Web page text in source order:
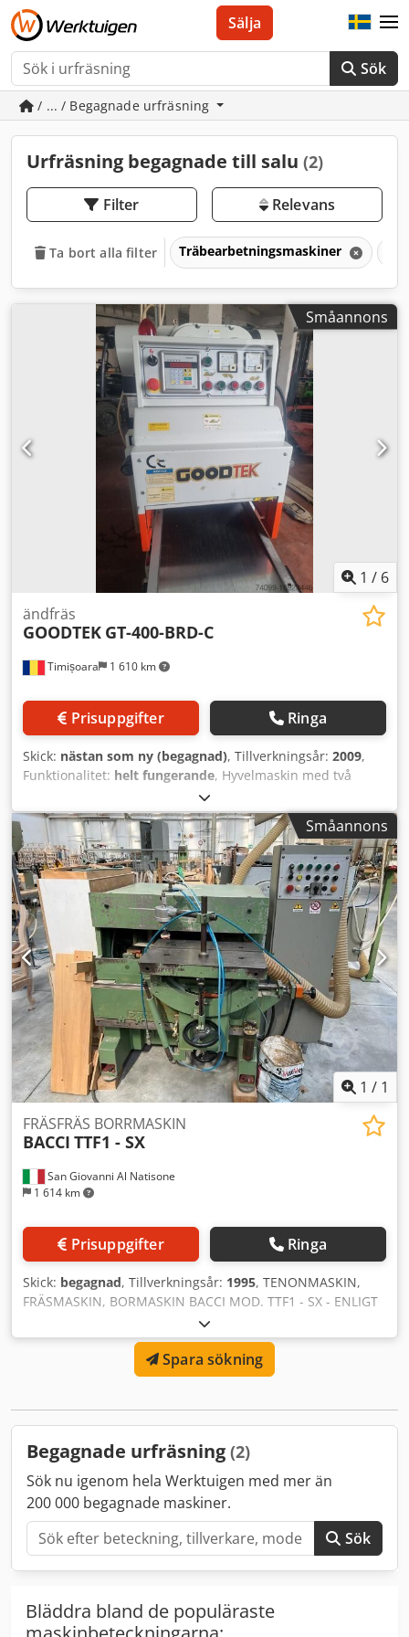
Sök
Sälja
/ ... / Begagnade urfräsning
Urfräsning begagnade till salu (2)
Filter Relevans
Ta bort alla filter Träbearbetningsmaskiner
Småannons
1 / 6
Timișoara 1 610 km
ändfräs
GOODTEK GT-400-BRD-C
Prisuppgifter Ringa
Skick: nästan som ny (begagnad), Tillverkningsår: 2009,
Funktionalitet: helt fungerande, Hyvelmaskin med två
fräsar, en nedre och en övre. Dkedpoufr H Asfx Ambsr
Småannons
1 / 1
San Giovanni Al Natisone
1 614 km
FRÄSFRÄS BORRMASKIN
BACCI TTF1 - SX
Prisuppgifter Ringa
Skick: begagnad, Tillverkningsår: 1995, TENONMASKIN,
FRÄSMASKIN, BORMASKIN BACCI MOD. TTF1 - SX - ENLIGT
CE-NORM – BEGAGNADE - Spänning: 380V/50Hz -
Serienummer: 333 - Årsmodell: 1995 Dsdpfsmxfhmox
Spara sökning
Begagnade urfräsning (2)
Sök nu igenom hela Werktuigen med mer än
200 000 begagnade maskiner.
Sök
Bläddra bland de populäraste